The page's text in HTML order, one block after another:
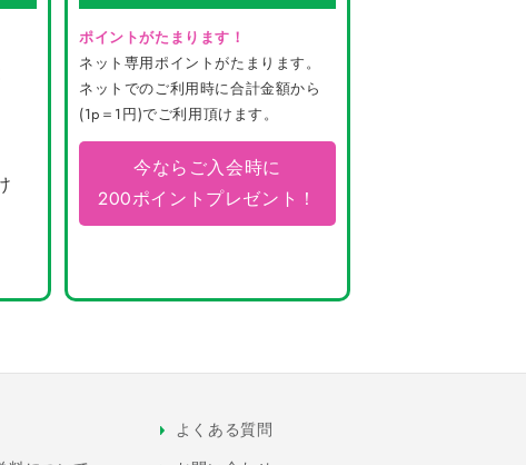
ポイントがたまります！
ネット専用ポイントがたまります。
ネットでのご利用時に合計金額から
(1p＝1円)でご利用頂けます。
今ならご入会時に
200ポイントプレゼント！
よくある質問